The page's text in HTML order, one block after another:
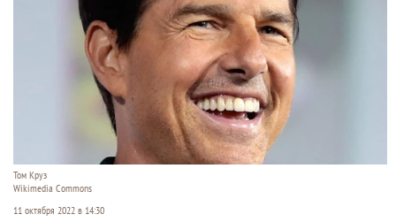
Том Круз
Wikimedia Commons
11 октября 2022 в 14:30